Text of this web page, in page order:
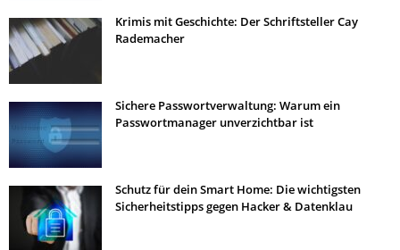
Krimis mit Geschichte: Der Schriftsteller Cay
Rademacher
Sichere Passwortverwaltung: Warum ein
Passwortmanager unverzichtbar ist
Schutz für dein Smart Home: Die wichtigsten
Sicherheitstipps gegen Hacker & Datenklau